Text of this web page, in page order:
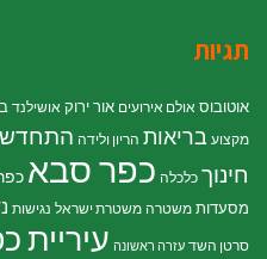
תגיות
אוטובוס אולם אירועים אור ירוק אושילנד
מקצוע בריאות הריון ולידה
חינוך כלכלה כפר סבא
מסעדות משטרה משטרת ישראל נגישות
סרטן השד עזרה ראשונה עיריית